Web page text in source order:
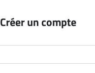
Créer un compte